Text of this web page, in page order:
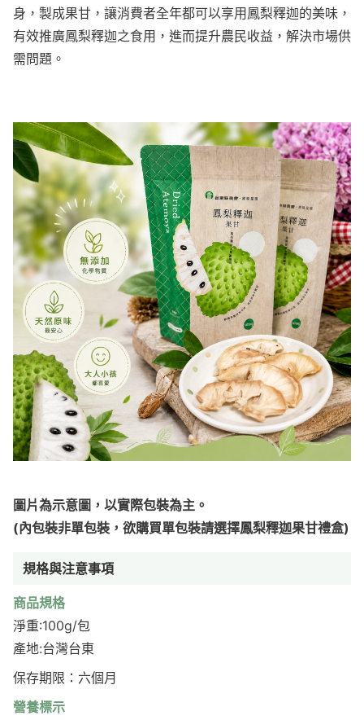
身，製成果甘，讓消費者全年都可以享用鳳梨釋迦的美味，
有效推廣鳳梨釋迦之食用，進而提升農民收益，解決市場供
需問題。
圖片為示意圖，以實際包裝為主。
(內包裝非單包裝，欲購買單包裝請選擇鳳梨釋迦果甘禮盒)
規格與注意事項
商品規格
淨重:100g/包
產地:台灣台東
保存期限：六個月
營養標示